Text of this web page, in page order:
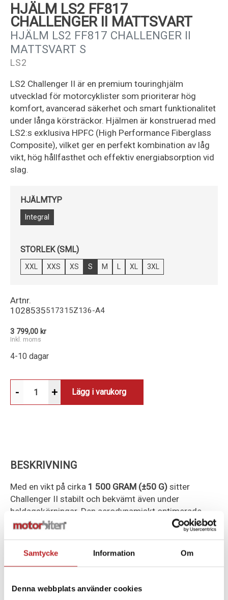
Samtycke Information Om
Denna webbplats använder cookies
HJÄLM LS2 FF817
CHALLENGER II MATTSVART
HJÄLM LS2 FF817 CHALLENGER II
MATTSVART S
LS2
LS2 Challenger II är en premium touringhjälm
utvecklad för motorcyklister som prioriterar hög
komfort, avancerad säkerhet och smart funktionalitet
under långa körsträckor. Hjälmen är konstruerad med
LS2:s exklusiva HPFC (High Performance Fiberglass
Composite), vilket ger en perfekt kombination av låg
vikt, hög hållfasthet och effektiv energiabsorption vid
slag.
HJÄLMTYP
Integral
STORLEK (SML)
XXL XXS XS S M XL 3XL
Artnr.
1028535517315Z136-A4
3 799,00 kr
Inkl. moms
4-10 dagar
- + Lägg i varukorg
BESKRIVNING
Med en vikt på cirka 1 500 GRAM (±50 G) sitter
Challenger II stabilt och bekvämt även under
heldagskörningar. Den aerodynamiskt optimerade
skalformen reducerar vindbrus och ger ett brett
Hjälmen är utrustad med ettINTEGRERAT SOLVISIR
QUICK RELEASE-SYSTEM